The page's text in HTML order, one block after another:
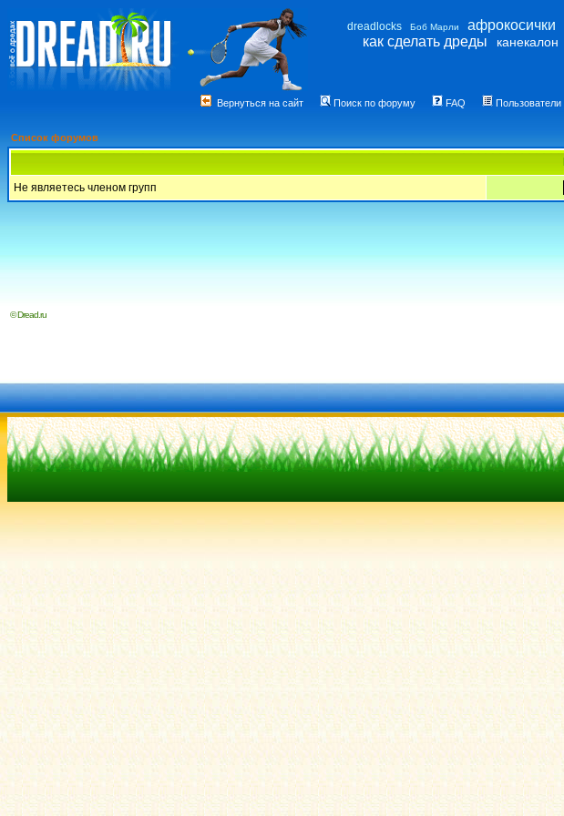
dreadlocks Боб Марли афрокосички
как сделать дреды канекалон
Вернуться на сайт Поиск по форуму FAQ Пользователи
Список форумов
Не являетесь членом групп
© Dread.ru